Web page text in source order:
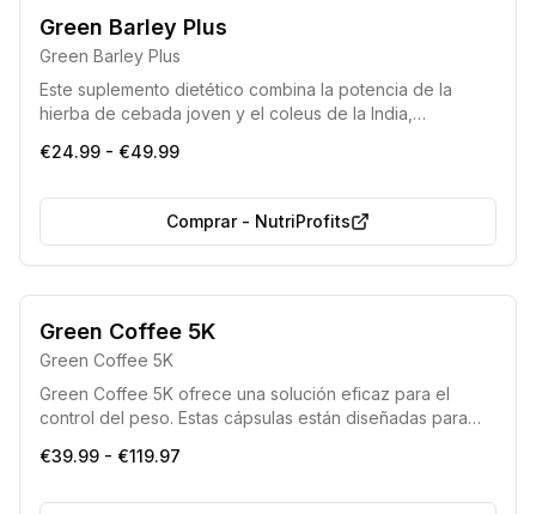
Green Barley Plus
Green Barley Plus
Este suplemento dietético combina la potencia de la
hierba de cebada joven y el coleus de la India,
de peso, la desintoxicación del organismo y la mejora de
€24.99 - €49.99
Comprar- NutriProfits
Green Coffee 5K
Green Coffee 5K
Green Coffee 5K ofrece una solución eficaz para el
control del peso. Estas cápsulas están diseñadas para
mejorar la confianza en sí mismas y optimizar la calidad
€39.99 - €119.97